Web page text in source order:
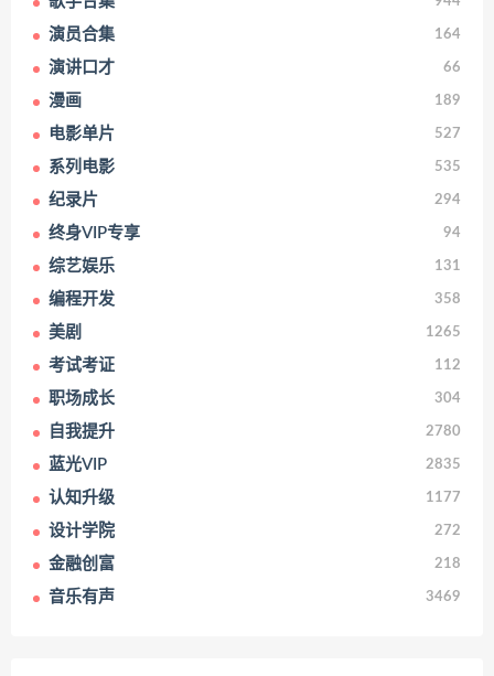
演员合集 164
演讲口才 66
漫画 189
电影单片 527
系列电影 535
纪录片 294
终身VIP专享 94
综艺娱乐 131
编程开发 358
美剧 1265
考试考证 112
职场成长 304
自我提升 2780
蓝光VIP 2835
认知升级 1177
设计学院 272
金融创富 218
音乐有声 3469